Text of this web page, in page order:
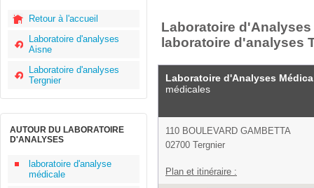
Retour à l'accueil
Laboratoire d'analyses
Aisne
Laboratoire d'analyses
Tergnier
AUTOUR DU LABORATOIRE
D'ANALYSES
laboratoire d'analyse
médicale
Laboratoire
laboratoire d'analyses
Laboratoire d'Analyses
médicales
110 BOULEVARD GAMBETTA
02700 Tergnier
Plan et itinéraire :